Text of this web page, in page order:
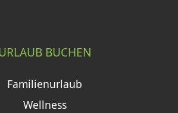
BUCHEN
Familienurlaub
Wellness